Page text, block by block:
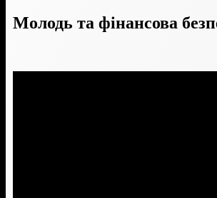
Молодь та фінансова